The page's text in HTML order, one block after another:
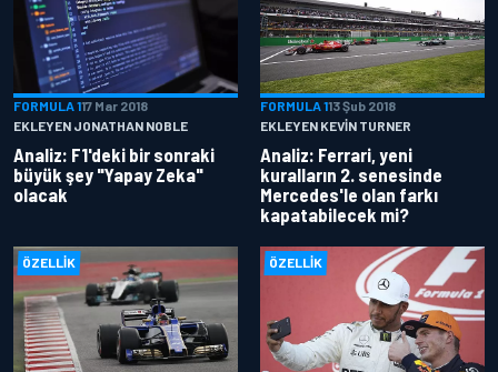
FORMULA 117 Mar 2018
EKLEYEN JONATHAN NOBLE
Analiz: F1'deki bir sonraki
büyük şey "Yapay Zeka"
olacak
FORMULA 113 Şub 2018
EKLEYEN KEVIN TURNER
Analiz: Ferrari, yeni
kuralların 2. senesinde
Mercedes'le olan farkı
kapatabilecek mi?
ÖZELLIK ÖZELLIK